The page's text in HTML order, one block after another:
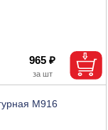
965 ₽
М916